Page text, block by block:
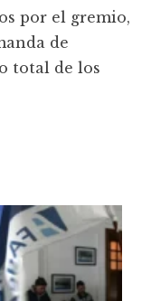
por el gremio,
de
total de los